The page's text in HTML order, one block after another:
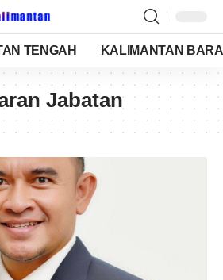
TENGAH KALIMANTAN
Jabatan